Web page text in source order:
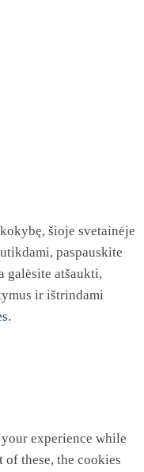
šioje svetainėje
paspauskite
galėsite atšaukti,
ir ištrindami
experience while
these, the cookies